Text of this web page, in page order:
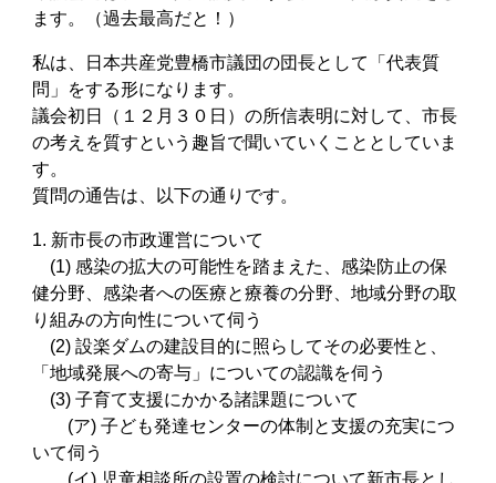
ます。（過去最高だと！）
私は、日本共産党豊橋市議団の団長として「代表質
問」をする形になります。
議会初日（１２月３０日）の所信表明に対して、市長
の考えを質すという趣旨で聞いていくこととしていま
す。
質問の通告は、以下の通りです。
1. 新市長の市政運営について
(1) 感染の拡大の可能性を踏まえた、感染防止の保
健分野、感染者への医療と療養の分野、地域分野の取
り組みの方向性について伺う
(2) 設楽ダムの建設目的に照らしてその必要性と、
「地域発展への寄与」についての認識を伺う
(3) 子育て支援にかかる諸課題について
(ア) 子ども発達センターの体制と支援の充実につ
いて伺う
(イ) 児童相談所の設置の検討について新市長とし